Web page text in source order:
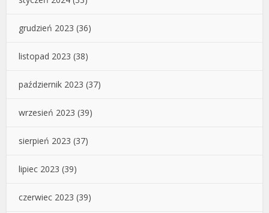
grudzień 2023 (36)
listopad 2023 (38)
październik 2023 (37)
wrzesień 2023 (39)
sierpień 2023 (37)
lipiec 2023 (39)
czerwiec 2023 (39)